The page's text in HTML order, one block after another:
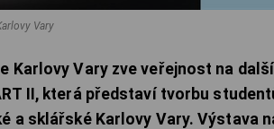
Vary
Karlovy Vary zve veřejnost na
II, která představí tvorbu
a sklářské Karlovy Vary. Výstava